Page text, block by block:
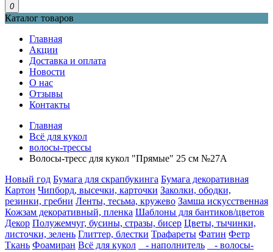
0
Каталог товаров
Главная
Акции
Доставка и оплата
Новости
О нас
Отзывы
Контакты
Главная
Всё для кукол
волосы-трессы
Волосы-тресс для кукол "Прямые" 25 см №27А
Новый год Бумага для скрапбукинга Бумага декоративная
Картон Чипборд, высечки, карточки Заколки, ободки,
резинки, гребни Ленты, тесьма, кружево Замша искусственная
Кожзам декоративный, пленка Шаблоны для бантиков/цветов
Декор Полужемчуг, бусины, стразы, бисер Цветы, тычинки,
листочки, зелень Глиттер, блестки Трафареты Фатин Фетр
Ткань Фоамиран Всё для кукол - наполнитель
- волосы-